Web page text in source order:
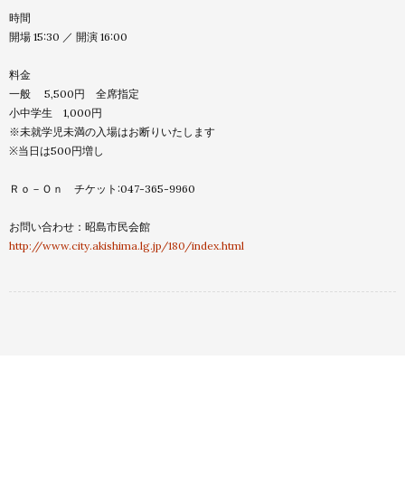
時間
開場 15:30 ／ 開演 16:00
料金
一般 5,500円 全席指定
小中学生 1,000円
※未就学児未満の入場はお断りいたします
※当日は500円増し
Ｒｏ－Ｏｎ チケット:047-365-9960
お問い合わせ：昭島市民会館
http://www.city.akishima.lg.jp/180/index.html